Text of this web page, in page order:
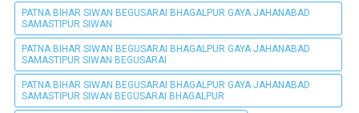
PATNA BIHAR SIWAN BEGUSARAI BHAGALPUR GAYA JAHANABAD
SAMASTIPUR SIWAN
PATNA BIHAR SIWAN BEGUSARAI BHAGALPUR GAYA JAHANABAD
SAMASTIPUR SIWAN BEGUSARAI
PATNA BIHAR SIWAN BEGUSARAI BHAGALPUR GAYA JAHANABAD
SAMASTIPUR SIWAN BEGUSARAI BHAGALPUR